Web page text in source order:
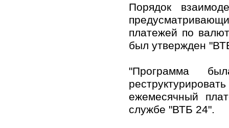
Порядок
платежей по
был утвержден
"Программа
ежемесячный
службе "ВТБ 24".